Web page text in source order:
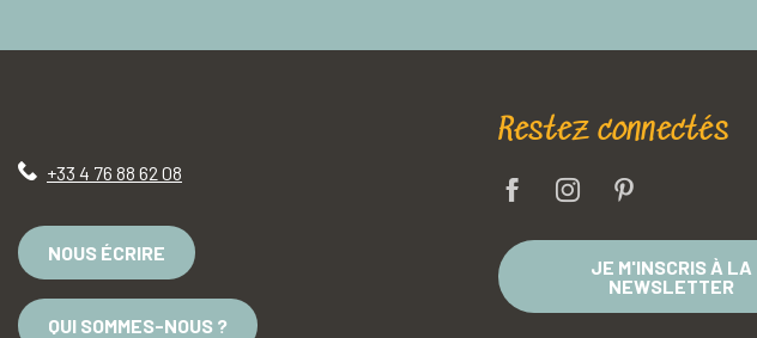
+33 4 76 88 62 08
NOUS ÉCRIRE
QUI SOMMES-NOUS ?
Restez connectés
JE M'INSCRIS À LA
NEWSLETTER